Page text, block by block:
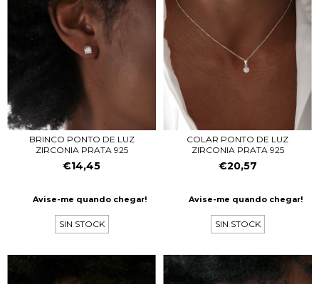
BRINCO PONTO DE LUZ
ZIRCONIA PRATA 925
€14,45
Avise-me quando chegar!
SIN STOCK
COLAR PONTO DE LUZ
ZIRCONIA PRATA 925
€20,57
Avise-me quando chegar!
SIN STOCK